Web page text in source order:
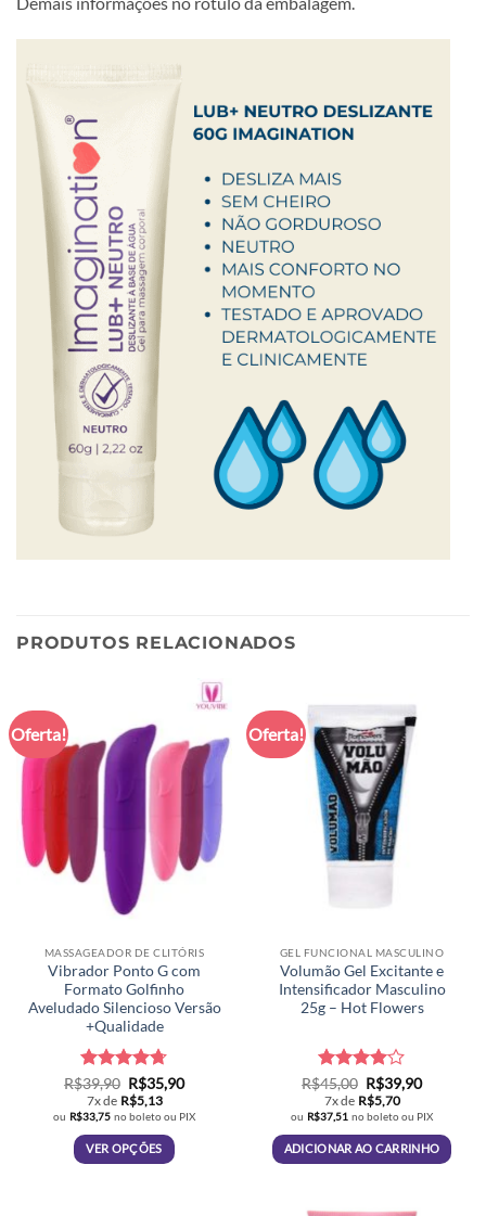
PRODUTOS RELACIONADOS
Oferta!
MASSAGEADOR DE CLITÓRIS
Vibrador Ponto G com
Formato Golfinho
Aveludado Silencioso Versão
+Qualidade
Avaliação
4.67de 5
R$39,90 O
preço
original
era:
R$39,90.
R$35,90O
atual
é:
7x de R$5,13
ou R$33,75 no boleto ou PIX
VER OPÇÕES
Oferta!
GEL FUNCIONAL MASCULINO
Volumão Gel Excitante e
Intensificador Masculino
25g – Hot Flowers
Avaliação
4.03de
5
R$45,00 O
preço
original
era:
R$45,00.
R$39,90O
atual
é:
R$39,90.
7x de R$5,70
ou R$37,51 no boleto ou PIX
ADICIONAR AO CARRINHO